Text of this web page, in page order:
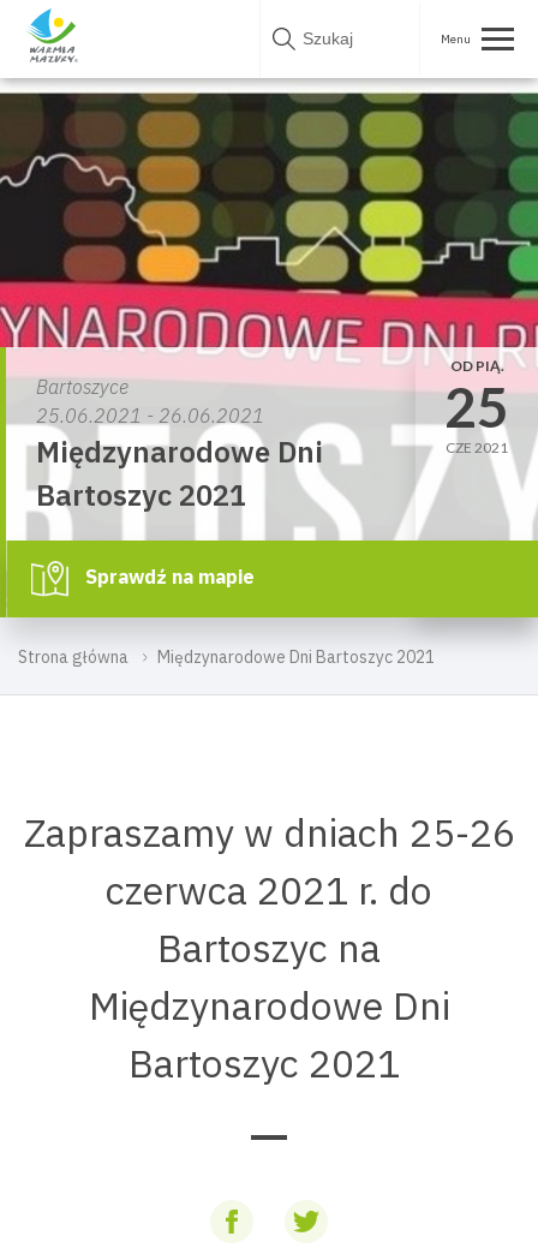
Skip
Strona główna Międzynarodowe Dni Bartoszyc 2021
Bartoszyce
25.06.2021 - 26.06.2021
Międzynarodowe Dni
Bartoszyc 2021
OD PIĄ.
25
CZE 2021
Sprawdź na mapie
Zapraszamy w dniach 25-26
czerwca 2021 r. do
Bartoszyc na
Międzynarodowe Dni
Bartoszyc 2021